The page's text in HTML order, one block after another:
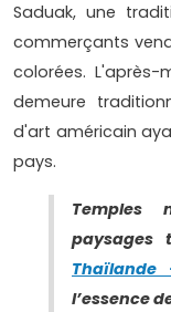
Saduak, une
commerçants
colorées. L'après-
demeure
d'art américain
pays.
Temples
paysages
Thaïlande
l’essence